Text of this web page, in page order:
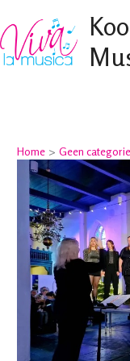
naar
de
inhoud
Home Geen categorie